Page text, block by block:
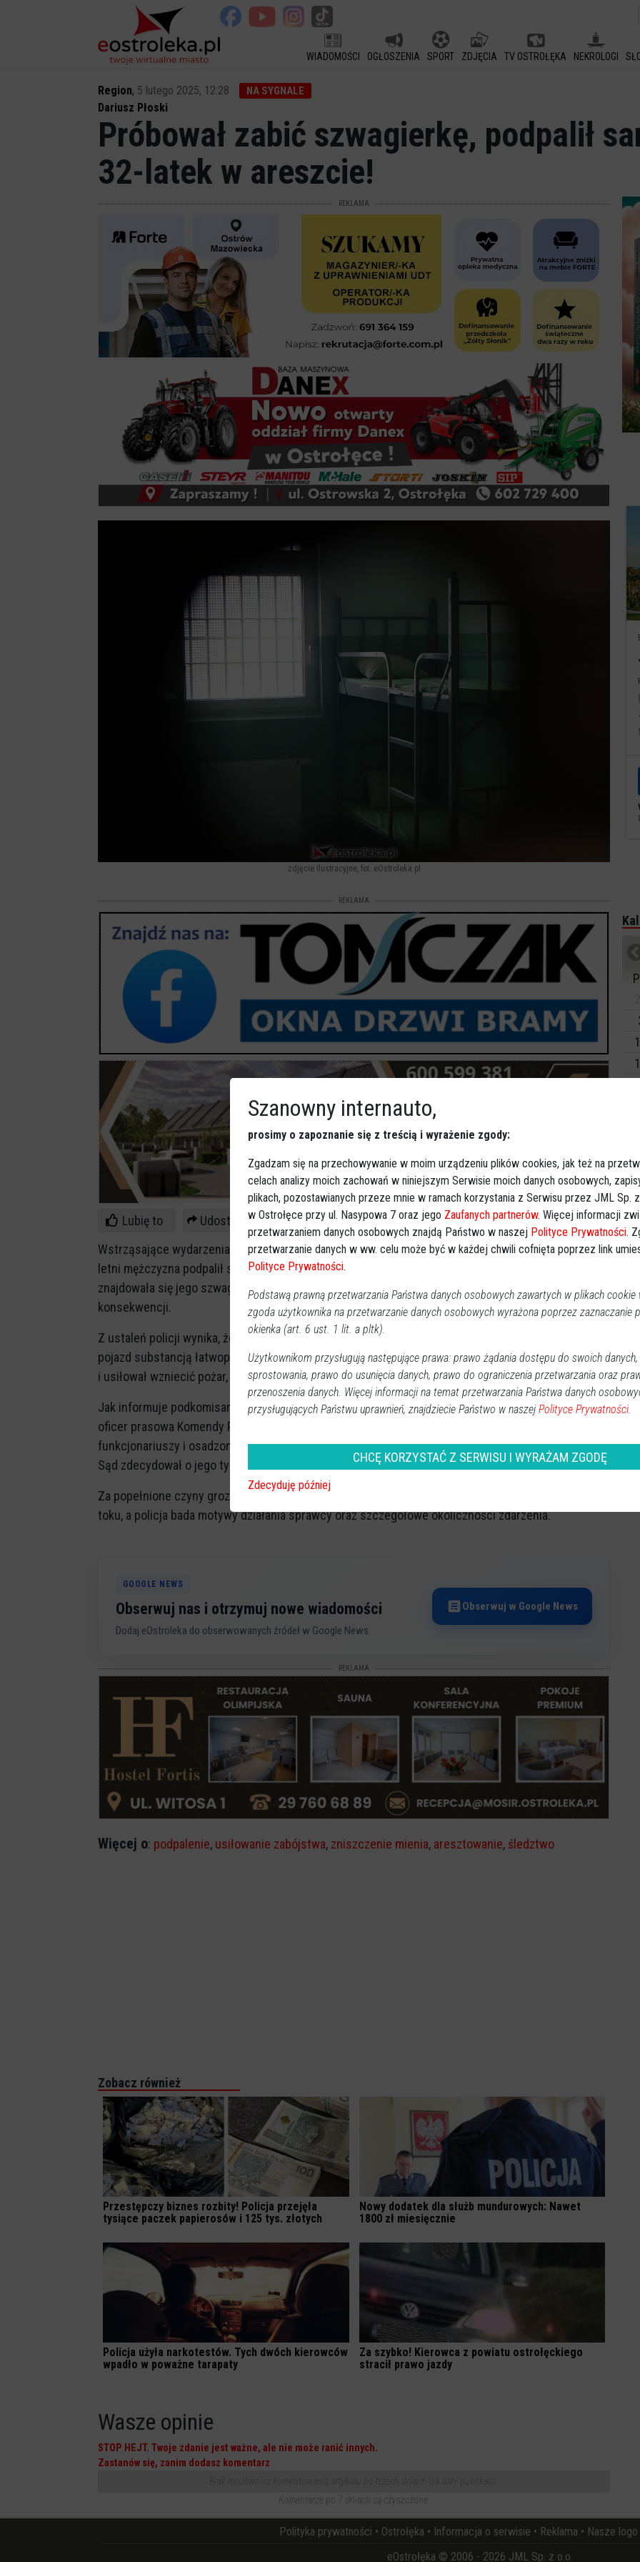
WIADOMOŚCI OGŁOSZENIA SPORT ZDJĘCIA TV OSTROŁĘKA NEKROLOGI
Region, 5 lutego 2025, 12:28 NA SYGNALE
Dariusz Płoski
Próbował zabić szwagierkę, podpalił
32-latek w areszcie!
REKLAMA
zdjęcie ilustracyjne, fot. eOstroleka.pl
REKLAMA
Lubię to
Udostępnij
Wstrząsające wydarzenia miały miejsce w czwartek, 30 stycznia, w powiecie wyszkowskim. 32-
letni mężczyzna podpalił samochód swojego teścia, a następnie próbował podpalić dom, w którym
znajdowała się jego szwagierka. Na szczęście kobiecie udało się w porę uciec, unikając tragicznych
konsekwencji.
Z ustaleń policji wynika, że sprawca najpierw wybił szybę w aucie swojego teścia, po czym oblał
pojazd substancją łatwopalną i podpalił. Niedługo później pojawił się pod domem swojej szwagierki
i usiłował wzniecić pożar, w czasie gdy kobieta przebywała w środku. Na szczęście zdążyła uciec.
Jak informuje podkomisarz Wioleta Szymanik,
oficer prasowa Komendy Powiatowej Policji w Wyszkowie, 32-latek został zatrzymany przez
funkcjonariuszy i osadzony w celi. Usłyszał zarzut usiłowania zabójstwa oraz zniszczenia mienia.
Sąd zdecydował o jego tymczasowym aresztowaniu.
Za popełnione czyny grozi mu kara nawet 10 lat pozbawienia wolności. Śledztwo w sprawie jest w
toku, a policja bada motywy działania sprawcy oraz szczegółowe okoliczności zdarzenia.
GOOGLE NEWS
Obserwuj nas i otrzymuj nowe wiadomości
Dodaj eOstroleka do obserwowanych źródeł w Google News.
Obserwuj w Google News
REKLAMA
Więcej o: podpalenie, usiłowanie zabójstwa, zniszczenie mienia, aresztowanie, śledztwo
Zobacz również
Przestępczy biznes rozbity! Policja przejęła
tysiące paczek papierosów i 125 tys. złotych
Nowy dodatek dla służb mundurowych: Nawet
1800 zł miesięcznie
Policja użyła narkotestów. Tych dwóch kierowców
wpadło w poważne tarapaty
Za szybko! Kierowca z powiatu ostrołęckiego
stracił prawo jazdy
Wasze opinie
STOP HEJT. Twoje zdanie jest ważne, ale nie może ranić innych.
Zastanów się, zanim dodasz komentarz
Komentarze po 7 dniach są czyszczone.
Polityka prywatności • Ostrołęka • Informacja o serwisie • Reklama • Nasze logo
eOstrołęka © 2006 - 2026 JML Sp. z o.o.
Szanowny internauto,
prosimy o zapoznanie się z treścią i wyrażenie zgody:
Zgadzam się na przechowywanie w moim urządzeniu plików cookies, jak też na
celach analizy moich zachowań w niniejszym Serwisie moich danych osobowych,
plikach, pozostawianych przeze mnie w ramach korzystania z Serwisu przez JML Sp.
w Ostrołęce przy ul. Nasypowa 7 oraz jego Zaufanych partnerów. Więcej informacji
przetwarzaniem danych osobowych znajdą Państwo w naszej Polityce Prywatności.
przetwarzanie danych w ww. celu może być w każdej chwili cofnięta poprzez link
Polityce Prywatności.
Podstawą prawną przetwarzania Państwa danych osobowych zawartych w plikach cookie
zgoda użytkownika na przetwarzanie danych osobowych wyrażona poprzez zaznaczanie
okienka (art. 6 ust. 1 lit. a pltk).
Użytkownikom przysługują następujące prawa: prawo żądania dostępu do swoich
sprostowania, prawo do usunięcia danych, prawo do ograniczenia przetwarzania oraz
przenoszenia danych. Więcej informacji na temat przetwarzania Państwa danych
przysługujących Państwu uprawnień, znajdziecie Państwo w naszej Polityce Prywatności.
CHCĘ KORZYSTAĆ Z SERWISU I WYRAŻAM ZGODĘ
Zdecyduję później